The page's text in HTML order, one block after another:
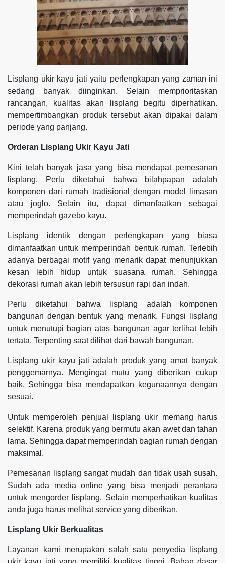
Lisplang ukir kayu jati yaitu perlengkapan yang zaman ini
sedang banyak diinginkan. Selain memprioritaskan
rancangan, kualitas akan lisplang begitu diperhatikan.
mempertimbangkan produk tersebut akan dipakai dalam
periode yang panjang.
Orderan Lisplang Ukir Kayu Jati
Kini telah banyak jasa yang bisa mendapat pemesanan
lisplang. Perlu diketahui bahwa bilahpapan adalah
komponen dari rumah tradisional dengan model limasan
atau joglo. Selain itu, dapat dimanfaatkan sebagai
memperindah gazebo kayu.
Lisplang identik dengan perlengkapan yang biasa
dimanfaatkan untuk memperindah bentuk rumah. Terlebih
adanya berbagai motif yang menarik dapat menunjukkan
kesan lebih hidup untuk suasana rumah. Sehingga
dekorasi rumah akan lebih tersusun rapi dan indah.
Perlu diketahui bahwa lisplang adalah komponen
bangunan dengan bentuk yang menarik. Fungsi lisplang
untuk menutupi bagian atas bangunan agar terlihat lebih
tertata. Terpenting saat dilihat dari bawah bangunan.
Lisplang ukir kayu jati adalah produk yang amat banyak
penggemarnya. Mengingat mutu yang diberikan cukup
baik. Sehingga bisa mendapatkan kegunaannya dengan
sesuai.
Untuk memperoleh penjual lisplang ukir memang harus
selektif. Karena produk yang bermutu akan awet dan tahan
lama. Sehingga dapat memperindah bagian rumah dengan
maksimal.
Pemesanan lisplang sangat mudah dan tidak usah susah.
Sudah ada media online yang bisa menjadi perantara
untuk mengorder lisplang. Selain memperhatikan kualitas
anda juga harus melihat service yang diberikan.
Lisplang Ukir Berkualitas
Layanan kami merupakan salah satu penyedia lisplang